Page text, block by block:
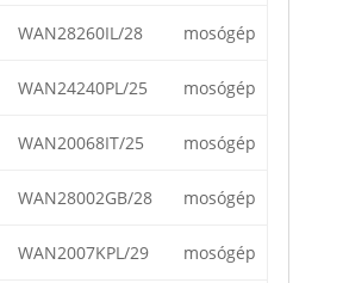
WAN28260IL/28 mosógép
WAN24240PL/25 mosógép
WAN20068IT/25 mosógép
WAN28002GB/28 mosógép
WAN2007KPL/29 mosógép